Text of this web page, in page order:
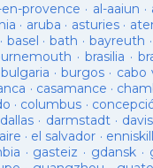
en-provence · al-aaiun ·
· aruba · asturies·
· basel ·bath · bayreuth ·
· brasilia ·
bulgaria ·burgos · cabo
· casamance ·
· columbus ·
dallas· darmstadt· davis
· el salvador ·
· gasteiz · gdansk ·